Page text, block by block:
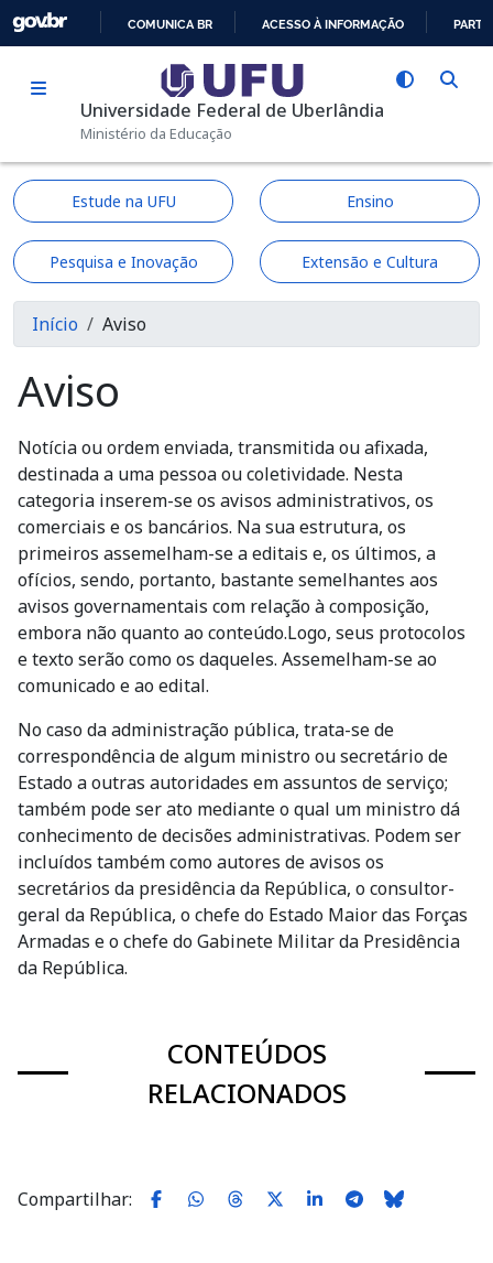
Pular para o conteúdo principal
PARA
O
COMUNICA BR ACESSO À INFORMAÇÃO
Universidade Federal de Uberlândia
Ministério da Educação
Estude na UFU Ensino
Pesquisa e Inovação Extensão e Cultura
Trilha de navegação
Início Aviso
Aviso
Notícia ou ordem enviada, transmitida ou afixada,
destinada a uma pessoa ou coletividade. Nesta
categoria inserem-se os avisos administrativos, os
comerciais e os bancários. Na sua estrutura, os
primeiros assemelham-se a editais e, os últimos, a
ofícios, sendo, portanto, bastante semelhantes aos
avisos governamentais com relação à composição,
embora não quanto ao conteúdo.Logo, seus protocolos
e texto serão como os daqueles. Assemelham-se ao
comunicado e ao edital.
No caso da administração pública, trata-se de
correspondência de algum ministro ou secretário de
Estado a outras autoridades em assuntos de serviço;
também pode ser ato mediante o qual um ministro dá
conhecimento de decisões administrativas. Podem ser
incluídos também como autores de avisos os
secretários da presidência da República, o consultor-
geral da República, o chefe do Estado Maior das Forças
Armadas e o chefe do Gabinete Militar da Presidência
da República.
CONTEÚDOS
RELACIONADOS
Compartilhar: